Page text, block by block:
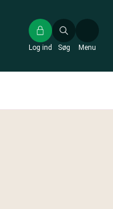
Søg
Log ind Menu